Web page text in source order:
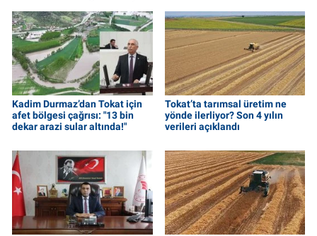
Kadim Durmaz’dan Tokat için
afet bölgesi çağrısı: "13 bin
dekar arazi sular altında!"
Tokat’ta tarımsal üretim ne
yönde ilerliyor? Son 4 yılın
verileri açıklandı